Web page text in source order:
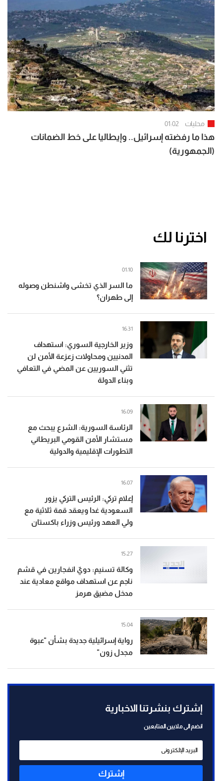
محليات 01:02
هذا ما رفضته إسرائيل.. وإيطاليا على خط الضمانات
(الجمهورية)
اخترنا لك
ما السر الذي تخشى واشنطن وصوله
إلى طهران؟
01:10
وزير الخارجية السوري: استهداف
المدنيين ومحاولات زعزعة الأمن لن
تثني السوريين عن المضي في التعافي
وبناء الدولة
16:31
الرئاسة السورية: الشرع يبحث مع
مستشار الأمن القومي البريطاني
التطورات الإقليمية والدولية
16:09
إعلام تركي: الرئيس التركي يزور
السعودية غدا ويعقد قمة ثلاثية مع
ولي العهد ورئيس وزراء باكستان
16:07
وكالة تسنيم: دويّ انفجارين في قشم
ناجم عن استهداف مواقع معادية عند
مدخل مضيق هرمز
15:27
رواية إسرائيلية جديدة بشأن "عبوة
مجدل زون"
15:04
إشترك بنشرتنا الاخبارية
انضم الى ملايين المتابعين
إشترك